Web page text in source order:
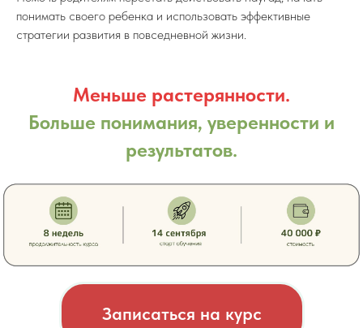
понимать своего ребенка и использовать эффективные
стратегии развития в повседневной жизни.
Меньше растерянности.
Больше понимания, уверенности и
результатов.
Записаться на курс